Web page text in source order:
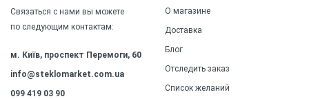
Связаться с нами вы можете
по следующим контактам:
м. Київ, проспект Перемоги, 60
info@steklomarket.com.ua
099 419 03 90
О магазине
Доставка
Блог
Отследить заказ
Список желаний